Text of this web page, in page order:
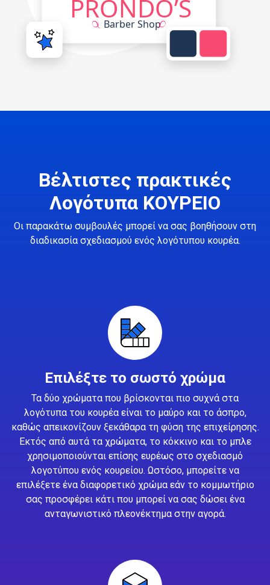
Βέλτιστες πρακτικές
Λογότυπα ΚΟΥΡΕΙΟ
Οι παρακάτω συμβουλές μπορεί να σας βοηθήσουν στη
διαδικασία σχεδιασμού ενός λογότυπου κουρέα.
Επιλέξτε το σωστό χρώμα
Τα δύο χρώματα που βρίσκονται πιο συχνά στα
λογότυπα του κουρέα είναι το μαύρο και το άσπρο,
καθώς απεικονίζουν ξεκάθαρα τη φύση της επιχείρησης.
Εκτός από αυτά τα χρώματα, το κόκκινο και το μπλε
χρησιμοποιούνται επίσης ευρέως στο σχεδιασμό
λογοτύπου ενός κουρείου. Ωστόσο, μπορείτε να
επιλέξετε ένα διαφορετικό χρώμα εάν το κομμωτήριο
σας προσφέρει κάτι που μπορεί να σας δώσει ένα
ανταγωνιστικό πλεονέκτημα στην αγορά.